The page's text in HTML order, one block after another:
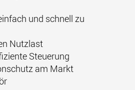
und schnell zu
Nutzlast
Steuerung
am Markt